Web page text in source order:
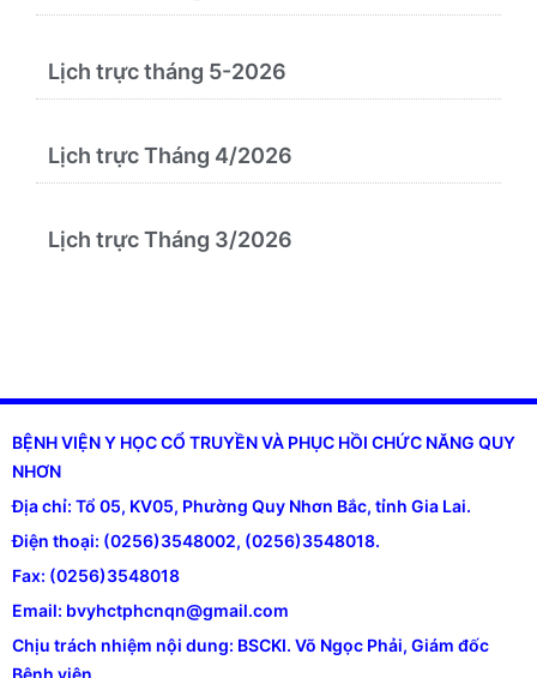
Lịch trực tháng 5-2026
Lịch trực Tháng 4/2026
Lịch trực Tháng 3/2026
BỆNH VIỆN Y HỌC CỔ TRUYỀN VÀ PHỤC HỒI CHỨC NĂNG QUY
NHƠN
Địa chỉ: Tổ 05, KV05, Phường Quy Nhơn Bắc, tỉnh Gia Lai.
Điện thoại: (0256)3548002, (0256)3548018.
Fax: (0256)3548018
Email: bvyhctphcnqn@gmail.com
Chịu trách nhiệm nội dung: BSCKI. Võ Ngọc Phải, Giám đốc
Bệnh viện